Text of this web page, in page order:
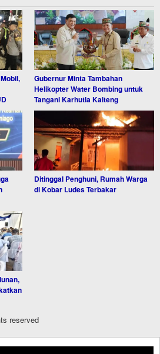
Gubernur Minta Tambahan
Helikopter Water Bombing untuk
Tangani Karhutla Kalteng
Ditinggal Penghuni, Rumah Warga
di Kobar Ludes Terbakar
reserved